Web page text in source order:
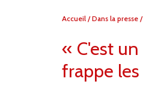
Vous
Accueil /Dans la presse /
« C'est
frappe